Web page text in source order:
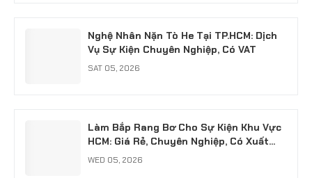
Nghệ Nhân Nặn Tò He Tại TP.HCM: Dịch
Vụ Sự Kiện Chuyên Nghiệp, Có VAT
SAT 05, 2026
Làm Bắp Rang Bơ Cho Sự Kiện Khu Vực
HCM: Giá Rẻ, Chuyên Nghiệp, Có Xuất
VAT
WED 05, 2026